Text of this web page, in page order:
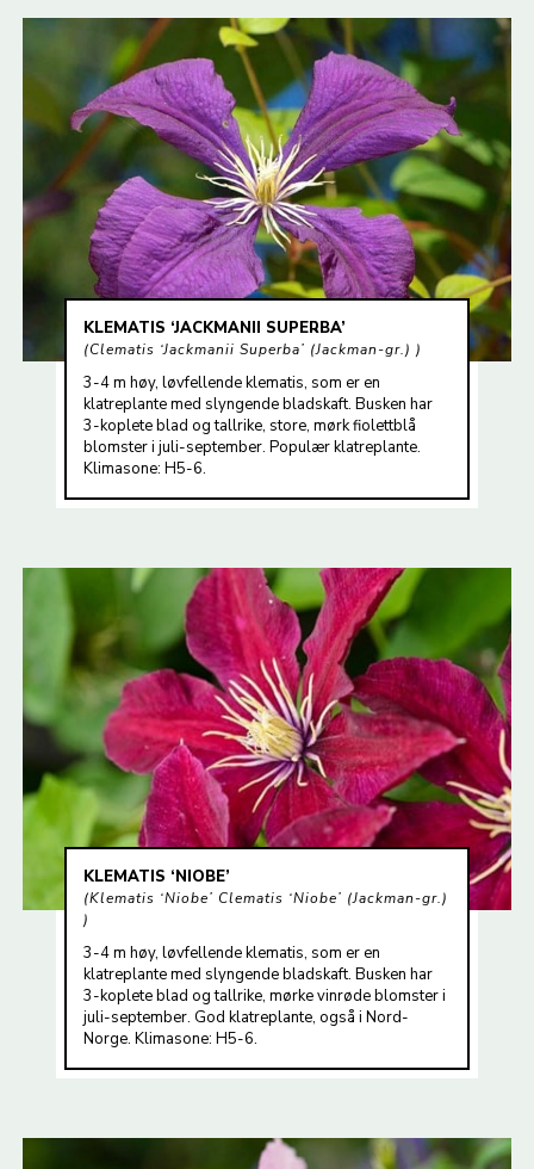
KLEMATIS ‘JACKMANII SUPERBA’
Clematis ‘Jackmanii Superba’ (Jackman-gr.)
3-4 m høy, løvfellende klematis, som er en
klatreplante med slyngende bladskaft. Busken har
3-koplete blad og tallrike, store, mørk fiolettblå
blomster i juli-september. Populær klatreplante.
Klimasone: H5-6.
KLEMATIS ‘NIOBE’
Klematis ‘Niobe’ Clematis ‘Niobe’ (Jackman-gr.)
3-4 m høy, løvfellende klematis, som er en
klatreplante med slyngende bladskaft. Busken har
3-koplete blad og tallrike, mørke vinrøde blomster i
juli-september. God klatreplante, også i Nord-
Norge. Klimasone: H5-6.